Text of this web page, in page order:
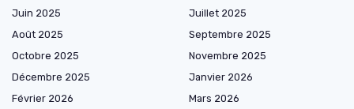
Juin 2025
Juillet 2025
Août 2025
Septembre 2025
Octobre 2025
Novembre 2025
Décembre 2025
Janvier 2026
Février 2026
Mars 2026